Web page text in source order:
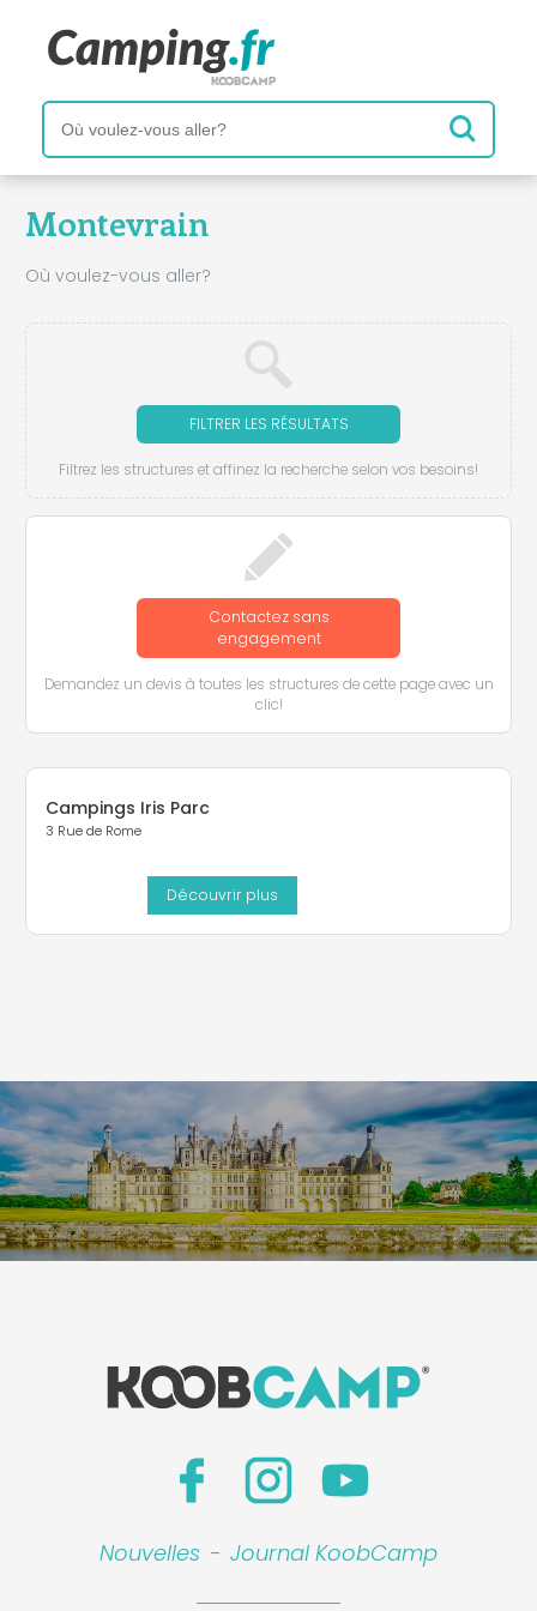
Montevrain
Où voulez-vous aller?
FILTRER LES RÉSULTATS
Filtrez les structures et affinez la recherche selon vos besoins!
Contactez sans
engagement
Demandez un devis à toutes les structures de cette page avec un
clic!
Campings Iris Parc
3 Rue de Rome
Découvrir plus
Nouvelles - Journal KoobCamp